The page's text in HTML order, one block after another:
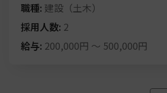
職種: 建設（土木）
採用人数: 2
給与: 200,000円 ～ 500,000円